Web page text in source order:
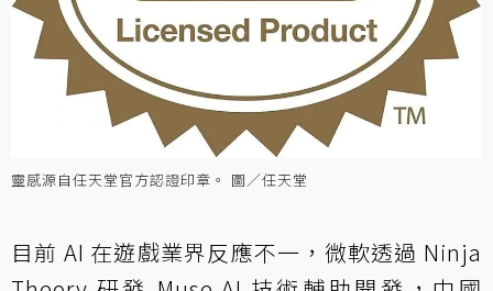
靈感源自任天堂官方認證印章。 圖／任天堂
目前 AI 在遊戲業界反應不一，微軟透過 Ninja